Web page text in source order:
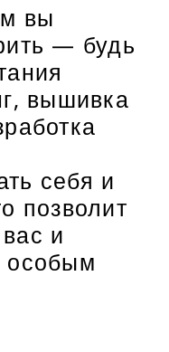
вы
— будь
вышивка
себя и
позволит
и
особым